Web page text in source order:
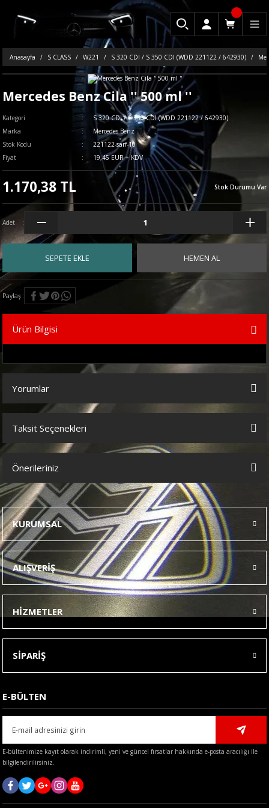
Anasayfa S CLASS W221 S 320 CDI / S 350 CDI (WDD 221122 / 642930)
Mercedes Benz Cila '' 500 ml ''
Kategori
S 320 CDI / S 350 CDI (WDD 221122 / 642930)
Marka
Mercedes Benz
Stok Kodu
221122-sarf-10
Fiyat
19,45 EUR + KDV
1.170,38 TL Stok Durumu:Var
Adet
SEPETE EKLE HEMEN AL
Paylaş
Ürün Bilgisi
Yorumlar
Bu ürüne ilk yorumu siz yapın!
Taksit Seçenekleri
Önerileriniz
Bu ürünün fiyat bilgisi, resim, ürün açıklamalarında ve diğer
konularda yetersiz gördüğünüz noktaları öneri formunu kullanarak
tarafımıza iletebilirsiniz.
Görüş ve önerileriniz için teşekkür ederiz.
Ürün resmi kalitesiz, bozuk veya görüntülenemiyor.
Ürün açıklamasında eksik bilgiler bulunuyor.
Ürün bilgilerinde hatalar bulunuyor.
Ürün fiyatı diğer sitelerden daha pahalı.
Bu ürüne benzer farklı alternatifler olmalı.
Gönder
KURUMSAL
ALIŞVERİŞ
HİZMETLER
SİPARİŞ
E-BÜLTEN
E-bültenimize kayıt olarak indirimli, yeni ve güncel fırsatlar hakkında e-posta aracılığı ile
bilgilendirilirsiniz.